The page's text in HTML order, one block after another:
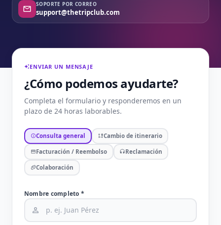
SOPORTE POR CORREO
support@thetripclub.com
ENVIAR UN MENSAJE
¿Cómo podemos ayudarte?
Completa el formulario y responderemos en un
plazo de 24 horas laborables.
Consulta general Cambio de itinerario
Facturación / Reembolso Reclamación
Colaboración
Nombre completo *